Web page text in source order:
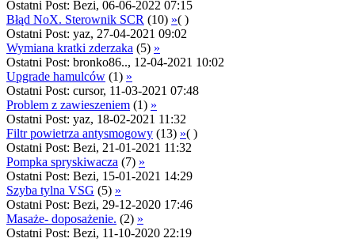
Ostatni Post: Bezi, 06-06-2022 07:15
Błąd NoX. Sterownik SCR (10) »( )
Ostatni Post: yaz, 27-04-2021 09:02
Wymiana kratki zderzaka (5) »
Ostatni Post: bronko86.., 12-04-2021 10:02
Upgrade hamulców (1) »
Ostatni Post: cursor, 11-03-2021 07:48
Problem z zawieszeniem (1) »
Ostatni Post: yaz, 18-02-2021 11:32
Filtr powietrza antysmogowy (13) »( )
Ostatni Post: Bezi, 21-01-2021 11:32
Pompka spryskiwacza (7) »
Ostatni Post: Bezi, 15-01-2021 14:29
Szyba tylna VSG (5) »
Ostatni Post: Bezi, 29-12-2020 17:46
Masaże- doposażenie. (2) »
Ostatni Post: Bezi, 11-10-2020 22:19